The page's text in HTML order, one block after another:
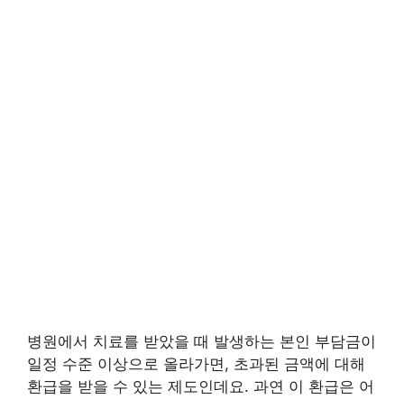
병원에서 치료를 받았을 때 발생하는 본인 부담금이
일정 수준 이상으로 올라가면, 초과된 금액에 대해
환급을 받을 수 있는 제도인데요. 과연 이 환급은 어